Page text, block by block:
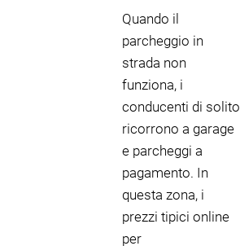
Quando il
parcheggio in
strada non
funziona, i
conducenti di solito
ricorrono a garage
e parcheggi a
pagamento. In
questa zona, i
prezzi tipici online
per